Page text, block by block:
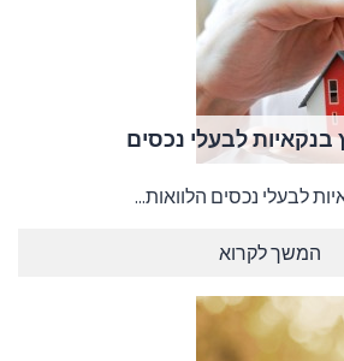
בנקאיות לבעלי נכסים
לבעלי נכסים הלוואות...
המשך לקרוא